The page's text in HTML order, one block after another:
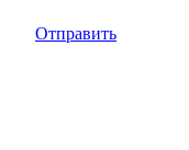
Отправить